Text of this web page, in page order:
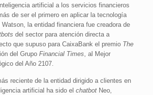
artificial a los servicios financieros
de ser el primero en aplicar la tecnología
la entidad financiera fue creadora de
del sector para atención directa a
que supuso para CaixaBank el premio The
del GrupoFinancial Times, al Mejor
del Año 2107.
reciente de la entidad dirigido a clientes en
artificial ha sido elchatbot Neo,